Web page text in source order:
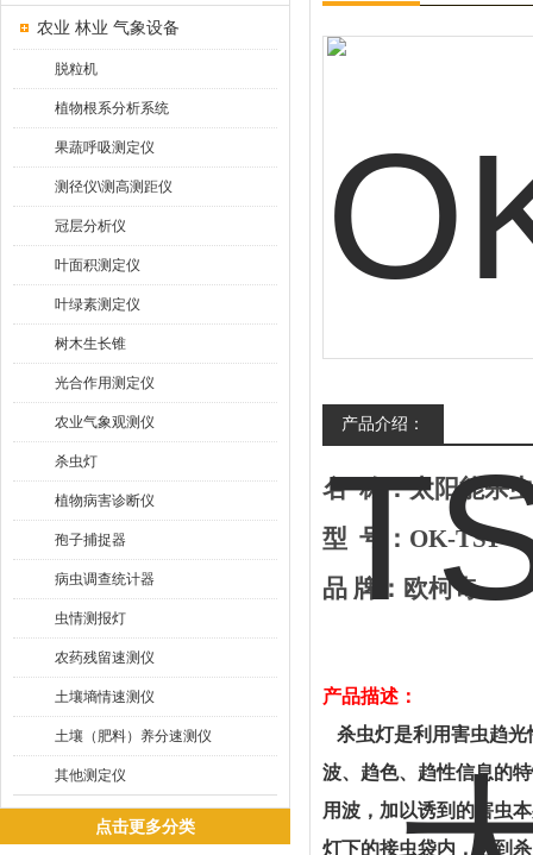
农业 林业 气象设备
脱粒机
植物根系分析系统
果蔬呼吸测定仪
测径仪\测高测距仪
冠层分析仪
叶面积测定仪
叶绿素测定仪
树木生长锥
光合作用测定仪
农业气象观测仪
杀虫灯
植物病害诊断仪
孢子捕捉器
病虫调查统计器
虫情测报灯
农药残留速测仪
土壤墒情速测仪
土壤（肥料）养分速测仪
其他测定仪
点击更多分类
产品介绍：
名 称：太阳能杀
型 号： OK-TS1
品 牌 ： 欧柯奇
产品描述 ：
杀虫灯是利用害虫趋光
波、趋色、趋性信息的
用波，加以诱到的害虫
灯下的接虫袋内，达到